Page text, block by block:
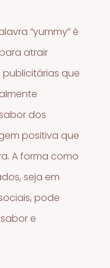
“yummy” é
atrair
que
dos
positiva que
A forma como
seja em
pode
e